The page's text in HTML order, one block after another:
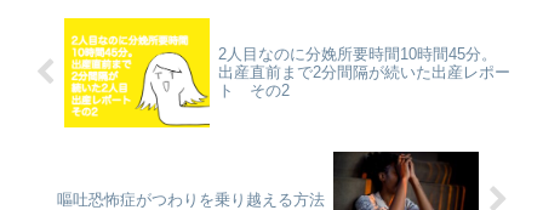
2人目なのに分娩所要時間10時間45分。
出産直前まで2分間隔が続いた出産レポー
ト その2
嘔吐恐怖症がつわりを乗り越える方法